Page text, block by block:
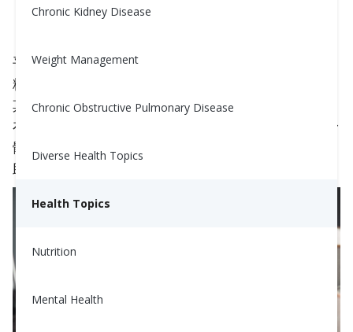
Chronic Kidney Disease
Weight Management
Chronic Obstructive Pulmonary Disease
Diverse Health Topics
Health Topics
Nutrition
Mental Health
Carrie Mccorkindale, MPH, RD, CDE
平衡藥物，堅持每日運動例行和營養計劃是管理1型
糖尿病的關鍵。但管理1型糖尿病可能會很棘手，尤
其是當你不知道你的身體是如何運作和反應的時候。
在這裡，我們將簡要討論一些複雜的病理生理學：身
體的正常功能與1型糖尿病的功能之間的差異，以幫
助你理解這種疾病背後的機制。